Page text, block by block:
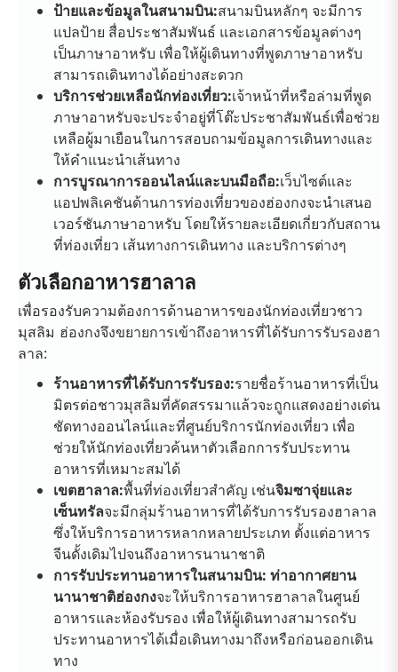
ป้ายและข้อมูลในสนามบิน:สนามบินหลักๆ จะมีการ
แปลป้าย สื่อประชาสัมพันธ์ และเอกสารข้อมูลต่างๆ
เป็นภาษาอาหรับ เพื่อให้ผู้เดินทางที่พูดภาษาอาหรับ
สามารถเดินทางได้อย่างสะดวก
บริการช่วยเหลือนักท่องเที่ยว:เจ้าหน้าที่หรือล่ามที่พูด
ภาษาอาหรับจะประจำอยู่ที่โต๊ะประชาสัมพันธ์เพื่อช่วย
เหลือผู้มาเยือนในการสอบถามข้อมูลการเดินทางและ
ให้คำแนะนำเส้นทาง
การบูรณาการออนไลน์และบนมือถือ:เว็บไซต์และ
แอปพลิเคชันด้านการท่องเที่ยวของฮ่องกงจะนำเสนอ
เวอร์ชันภาษาอาหรับ โดยให้รายละเอียดเกี่ยวกับสถาน
ที่ท่องเที่ยว เส้นทางการเดินทาง และบริการต่างๆ
ตัวเลือกอาหารฮาลาล
เพื่อรองรับความต้องการด้านอาหารของนักท่องเที่ยวชาว
มุสลิม ฮ่องกงจึงขยายการเข้าถึงอาหารที่ได้รับการรับรองฮา
ลาล:
ร้านอาหารที่ได้รับการรับรอง:รายชื่อร้านอาหารที่เป็น
มิตรต่อชาวมุสลิมที่คัดสรรมาแล้วจะถูกแสดงอย่างเด่น
ชัดทางออนไลน์และที่ศูนย์บริการนักท่องเที่ยว เพื่อ
ช่วยให้นักท่องเที่ยวค้นหาตัวเลือกการรับประทาน
อาหารที่เหมาะสมได้
เขตฮาลาล:พื้นที่ท่องเที่ยวสำคัญ เช่นจิมซาจุ่ยและ
เซ็นทรัลจะมีกลุ่มร้านอาหารที่ได้รับการรับรองฮาลาล
ซึ่งให้บริการอาหารหลากหลายประเภท ตั้งแต่อาหาร
จีนดั้งเดิมไปจนถึงอาหารนานาชาติ
การรับประทานอาหารในสนามบิน: ท่าอากาศยาน
นานาชาติฮ่องกงจะให้บริการอาหารฮาลาลในศูนย์
อาหารและห้องรับรอง เพื่อให้ผู้เดินทางสามารถรับ
ประทานอาหารได้เมื่อเดินทางมาถึงหรือก่อนออกเดิน
ทาง